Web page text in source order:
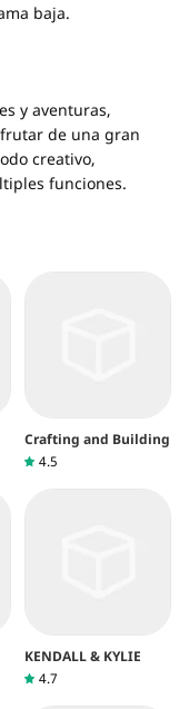
baja.
y aventuras,
de una gran
creativo,
funciones.
Crafting and Building
4.5
KENDALL & KYLIE
4.7